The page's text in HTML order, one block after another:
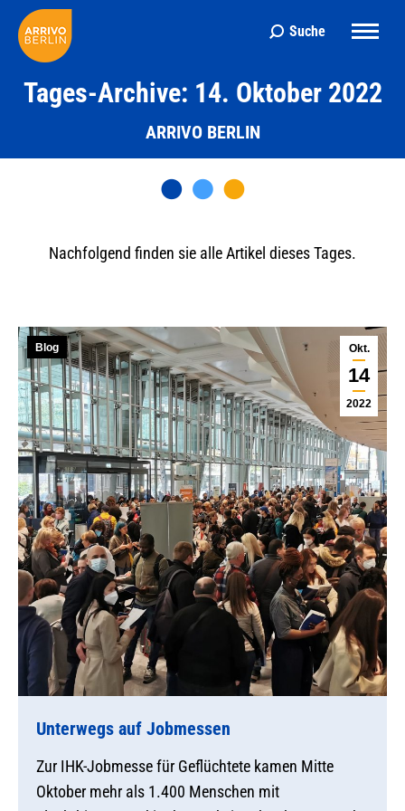
Search:
Suche
Tages-Archive: 14. Oktober 2022
ARRIVO BERLIN
Nachfolgend finden sie alle Artikel dieses Tages.
Okt.
14
2022
Blog
Unterwegs auf Jobmessen
Zur IHK-Jobmesse für Geflüchtete kamen Mitte
Oktober mehr als 1.400 Menschen mit